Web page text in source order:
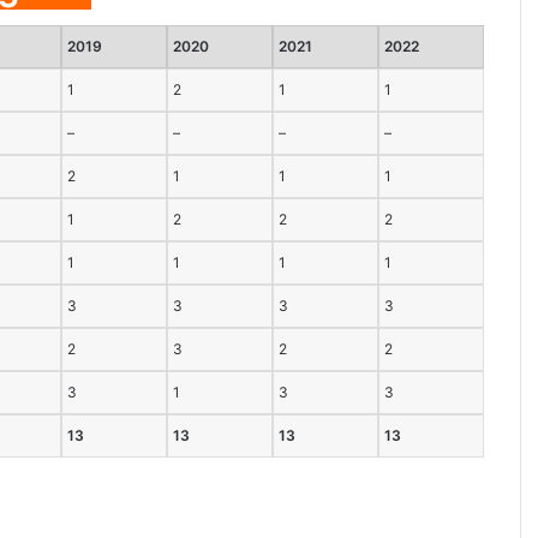
2019 2020 2021 2022
1 2 1 1
– – – –
2 1 1 1
1 2 2 2
1 1 1 1
3 3 3 3
2 3 2 2
3 1 3 3
13 13 13 13